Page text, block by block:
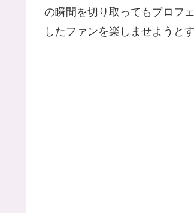
の瞬間を切り取ってもプロフ
したファンを楽しませようと